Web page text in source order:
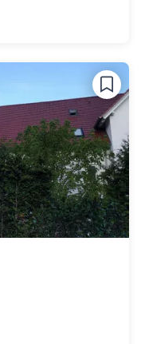
1 wechseln
2 wechseln
3 wechseln
4 wechseln
5 wechseln
6 wechseln